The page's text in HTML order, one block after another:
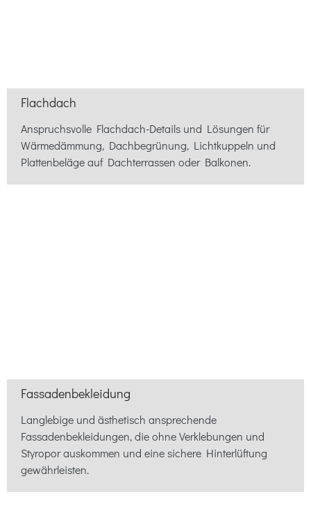
Flachdach
Anspruchsvolle Flachdach-Details und Lösungen für
Wärmedämmung, Dachbegrünung, Lichtkuppeln und
Plattenbeläge auf Dachterrassen oder Balkonen.
Fassadenbekleidung
Langlebige und ästhetisch ansprechende
Fassadenbekleidungen, die ohne Verklebungen und
Styropor auskommen und eine sichere Hinterlüftung
gewährleisten.